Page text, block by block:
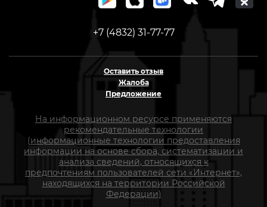
+7 (4832) 31-77-77
Оставить отзыв
Жалоба
Предложение
На информационном ресурсе применяются
рекомендательные технологии
(информационные технологии предоставления
информации на основе сбора, систематизации и
анализа сведений, относящихся к
предпочтениям пользователей сети «Интернет»,
находящихся на территории Российской
Федерации)